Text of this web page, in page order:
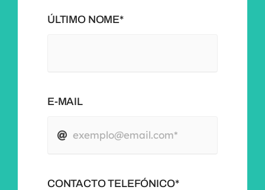
ÚLTIMO NOME*
E-MAIL
CONTACTO TELEFÓNICO*